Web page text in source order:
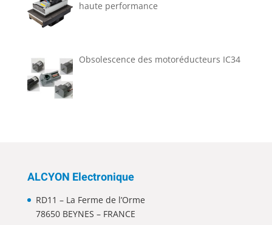
haute performance
Obsolescence des motoréducteurs IC34
ALCYON Electronique
RD11 – La Ferme de l’Orme
78650 BEYNES – FRANCE